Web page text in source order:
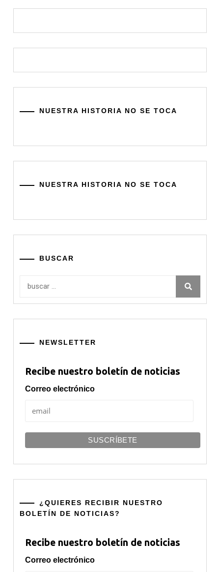
NUESTRA HISTORIA NO SE TOCA
NUESTRA HISTORIA NO SE TOCA
BUSCAR
NEWSLETTER
Recibe nuestro boletín de noticias
Correo electrónico
¿QUIERES RECIBIR NUESTRO
BOLETÍN DE NOTICIAS?
Recibe nuestro boletín de noticias
Correo electrónico